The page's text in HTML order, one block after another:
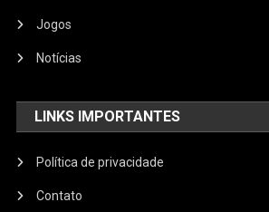
Jogos
Notícias
LINKS IMPORTANTES
Política de privacidade
Contato